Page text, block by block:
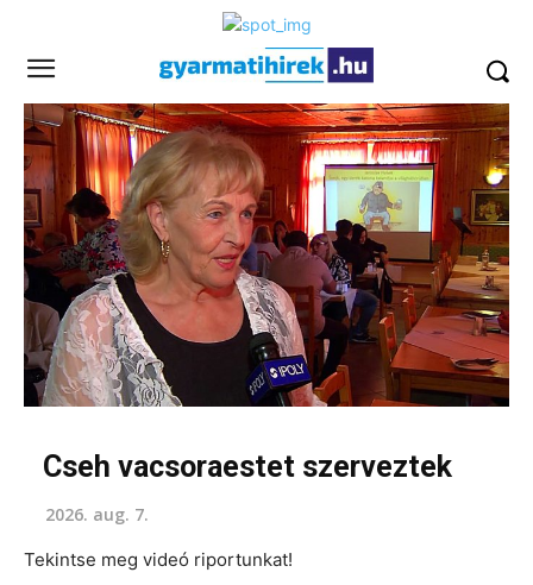
Cseh vacsoraestet szerveztek
2026. aug. 7.
Tekintse meg videó riportunkat!